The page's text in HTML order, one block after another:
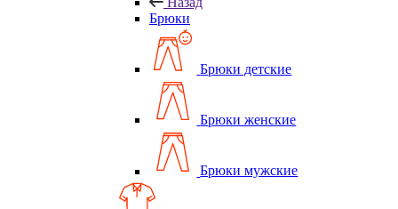
Брюки
Брюки детские
Брюки женские
Брюки мужские